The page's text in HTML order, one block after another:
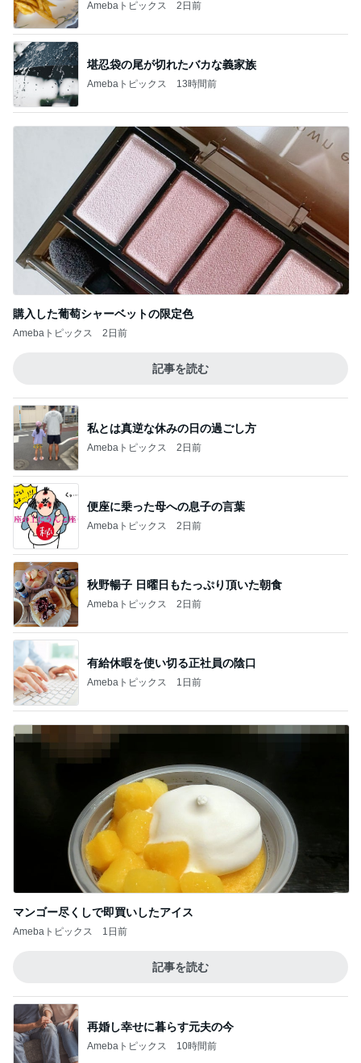
Amebaトピックス 2日前
堪忍袋の尾が切れたバカな義家族
Amebaトピックス 13時間前
購入した葡萄シャーベットの限定色
Amebaトピックス 2日前
記事を読む
私とは真逆な休みの日の過ごし方
Amebaトピックス 2日前
便座に乗った母への息子の言葉
Amebaトピックス 2日前
秋野暢子 日曜日もたっぷり頂いた朝食
Amebaトピックス 2日前
有給休暇を使い切る正社員の陰口
Amebaトピックス 1日前
マンゴー尽くしで即買いしたアイス
Amebaトピックス 1日前
記事を読む
再婚し幸せに暮らす元夫の今
Amebaトピックス 10時間前